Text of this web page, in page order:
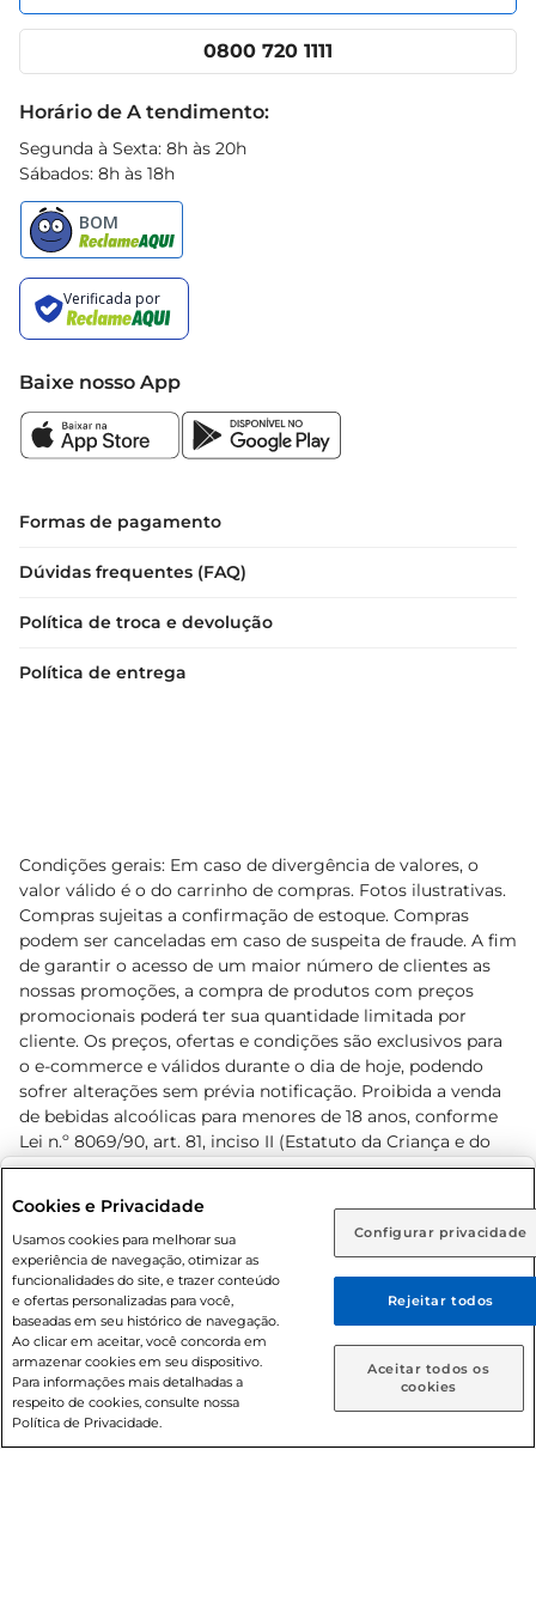
Rio de Janeiro (RJ) Goiás (GO)
Ou
Caso queira comprar online, informe como deseja receber
suas compras:
Entrega em casa Retire em Loja
Cencosud Media
App Prezunic
0800 720 1111
Horário de A tendimento:
Segunda à Sexta: 8h às 20h
Sábados: 8h às 18h
Baixe nosso App
Formas de pagamento
Dúvidas frequentes (FAQ)
Política de troca e devolução
Política de entrega
Condições gerais: Em caso de divergência de valores, o
valor válido é o do carrinho de compras. Fotos ilustrativas.
Compras sujeitas a confirmação de estoque. Compras
podem ser canceladas em caso de suspeita de fraude. A fim
de garantir o acesso de um maior número de clientes as
nossas promoções, a compra de produtos com preços
promocionais poderá ter sua quantidade limitada por
cliente. Os preços, ofertas e condições são exclusivos para
o e-commerce e válidos durante o dia de hoje, podendo
sofrer alterações sem prévia notificação. Proibida a venda
de bebidas alcoólicas para menores de 18 anos, conforme
Lei n.º 8069/90, art. 81, inciso II (Estatuto da Criança e do
Adolescente). Preços e condições exclusivos para o
prévio. O valor mínimo para as compras on-line é de R$
80,00.
© 2026 Copyright. Todos os direitos
reservados Prezunic.
Cookies e Privacidade
Usamos cookies para melhorar sua
experiência de navegação, otimizar as
funcionalidades do site, e trazer conteúdo
e ofertas personalizadas para você,
baseadas em seu histórico de navegação.
Ao clicar em aceitar, você concorda em
armazenar cookies em seu dispositivo.
Para informações mais detalhadas a
respeito de cookies, consulte nossa
Política de Privacidade.
Configurar privacidade
Rejeitar todos
Aceitar todos os
cookies